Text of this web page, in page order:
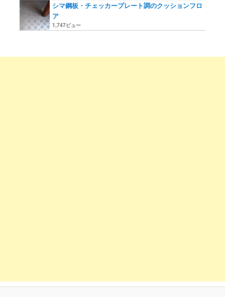
シマ鋼板・チェッカープレート調のクッションフロ
ア
1,747ビュー